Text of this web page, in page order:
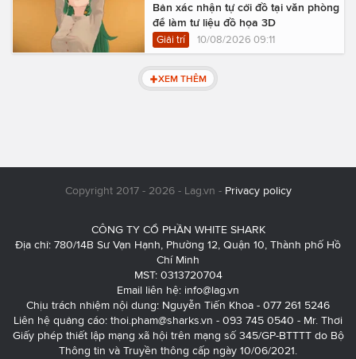
Bản xác nhận tự cởi đồ tại văn phòng
để làm tư liệu đồ họa 3D
Giải trí 10/08/2026 09:11
XEM THÊM
Copyright 2017 - 2026 - Lag.vn - Privacy policy
CÔNG TY CỔ PHẦN WHITE SHARK
Địa chỉ: 780/14B Sư Vạn Hạnh, Phường 12, Quận 10, Thành phố Hồ
Chí Minh
MST: 0313720704
Email liên hệ: info@lag.vn
Chịu trách nhiệm nội dung: Nguyễn Tiến Khoa - 077 261 5246
Liên hệ quảng cáo: thoi.pham@sharks.vn - 093 745 0540 - Mr. Thơi
Giấy phép thiết lập mạng xã hội trên mạng số 345/GP-BTTTT do Bộ
Thông tin và Truyền thông cấp ngày 10/06/2021.